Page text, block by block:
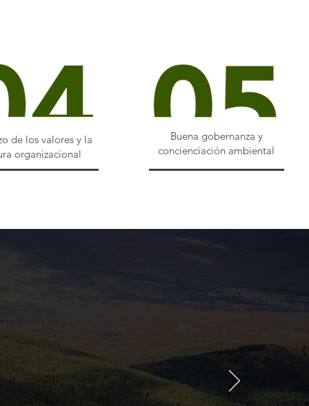
de los valores y la
organizacional
Buena gobernanza y
concienciación ambiental